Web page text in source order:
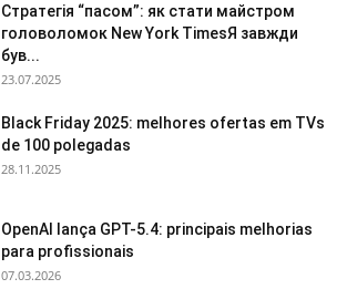
Стратегія “пасом”: як стати майстром
головоломок New York TimesЯ завжди
був...
23.07.2025
Black Friday 2025: melhores ofertas em TVs
de 100 polegadas
28.11.2025
OpenAI lança GPT-5.4: principais melhorias
para profissionais
07.03.2026